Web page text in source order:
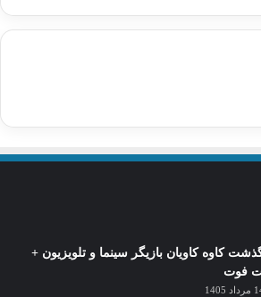
کاوه کاویان بازیگر سینما و تلویزیون +
فوت
1405